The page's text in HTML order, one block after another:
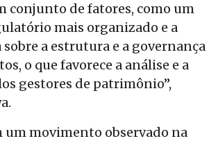
conjunto de fatores, como um
mais organizado e a
a estrutura e a governança
o que favorece a análise e a
gestores de patrimônio”,
um movimento observado na